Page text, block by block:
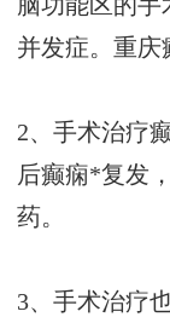
脑功能区的
并发症。 重庆
2、手术治疗
后癫痫*复发
药。
3、手术治疗